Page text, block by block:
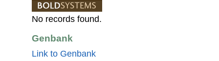
No records found.
Genbank
Link to Genbank